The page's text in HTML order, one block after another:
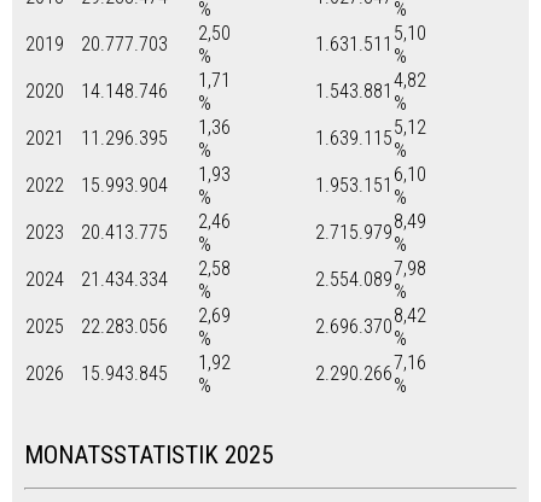
%
%
2019
20.777.703
2,50
%
1.631.511 5,10
%
2020
14.148.746
1,71
%
1.543.881 4,82
%
2021
11.296.395
1,36
%
1.639.1155,12
%
2022
15.993.904
1,93
%
1.953.151 6,10
%
2023
20.413.775
2,46
%
2.715.9798,49
%
2024
21.434.334
2,58
%
2.554.0897,98
%
2025
22.283.056
2,69
%
2.696.3708,42
%
2026
15.943.845
1,92
%
2.290.2667,16
%
MONATSSTATISTIK 2025